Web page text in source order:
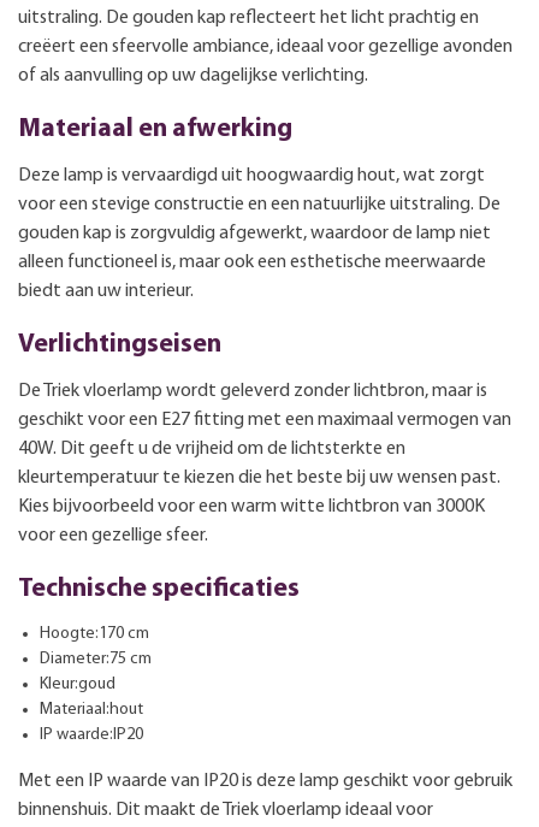
uitstraling. De gouden kap reflecteert het licht prachtig en
creëert een sfeervolle ambiance, ideaal voor gezellige avonden
of als aanvulling op uw dagelijkse verlichting.
Materiaal en afwerking
Deze lamp is vervaardigd uit hoogwaardig hout, wat zorgt
voor een stevige constructie en een natuurlijke uitstraling. De
gouden kap is zorgvuldig afgewerkt, waardoor de lamp niet
alleen functioneel is, maar ook een esthetische meerwaarde
biedt aan uw interieur.
Verlichtingseisen
De Triek vloerlamp wordt geleverd zonder lichtbron, maar is
geschikt voor een E27 fitting met een maximaal vermogen van
40W. Dit geeft u de vrijheid om de lichtsterkte en
kleurtemperatuur te kiezen die het beste bij uw wensen past.
Kies bijvoorbeeld voor een warm witte lichtbron van 3000K
voor een gezellige sfeer.
Technische specificaties
Hoogte:170 cm
Diameter:75 cm
Kleur:goud
Materiaal:hout
IP waarde:IP20
Met een IP waarde van IP20 is deze lamp geschikt voor gebruik
binnenshuis. Dit maakt de Triek vloerlamp ideaal voor